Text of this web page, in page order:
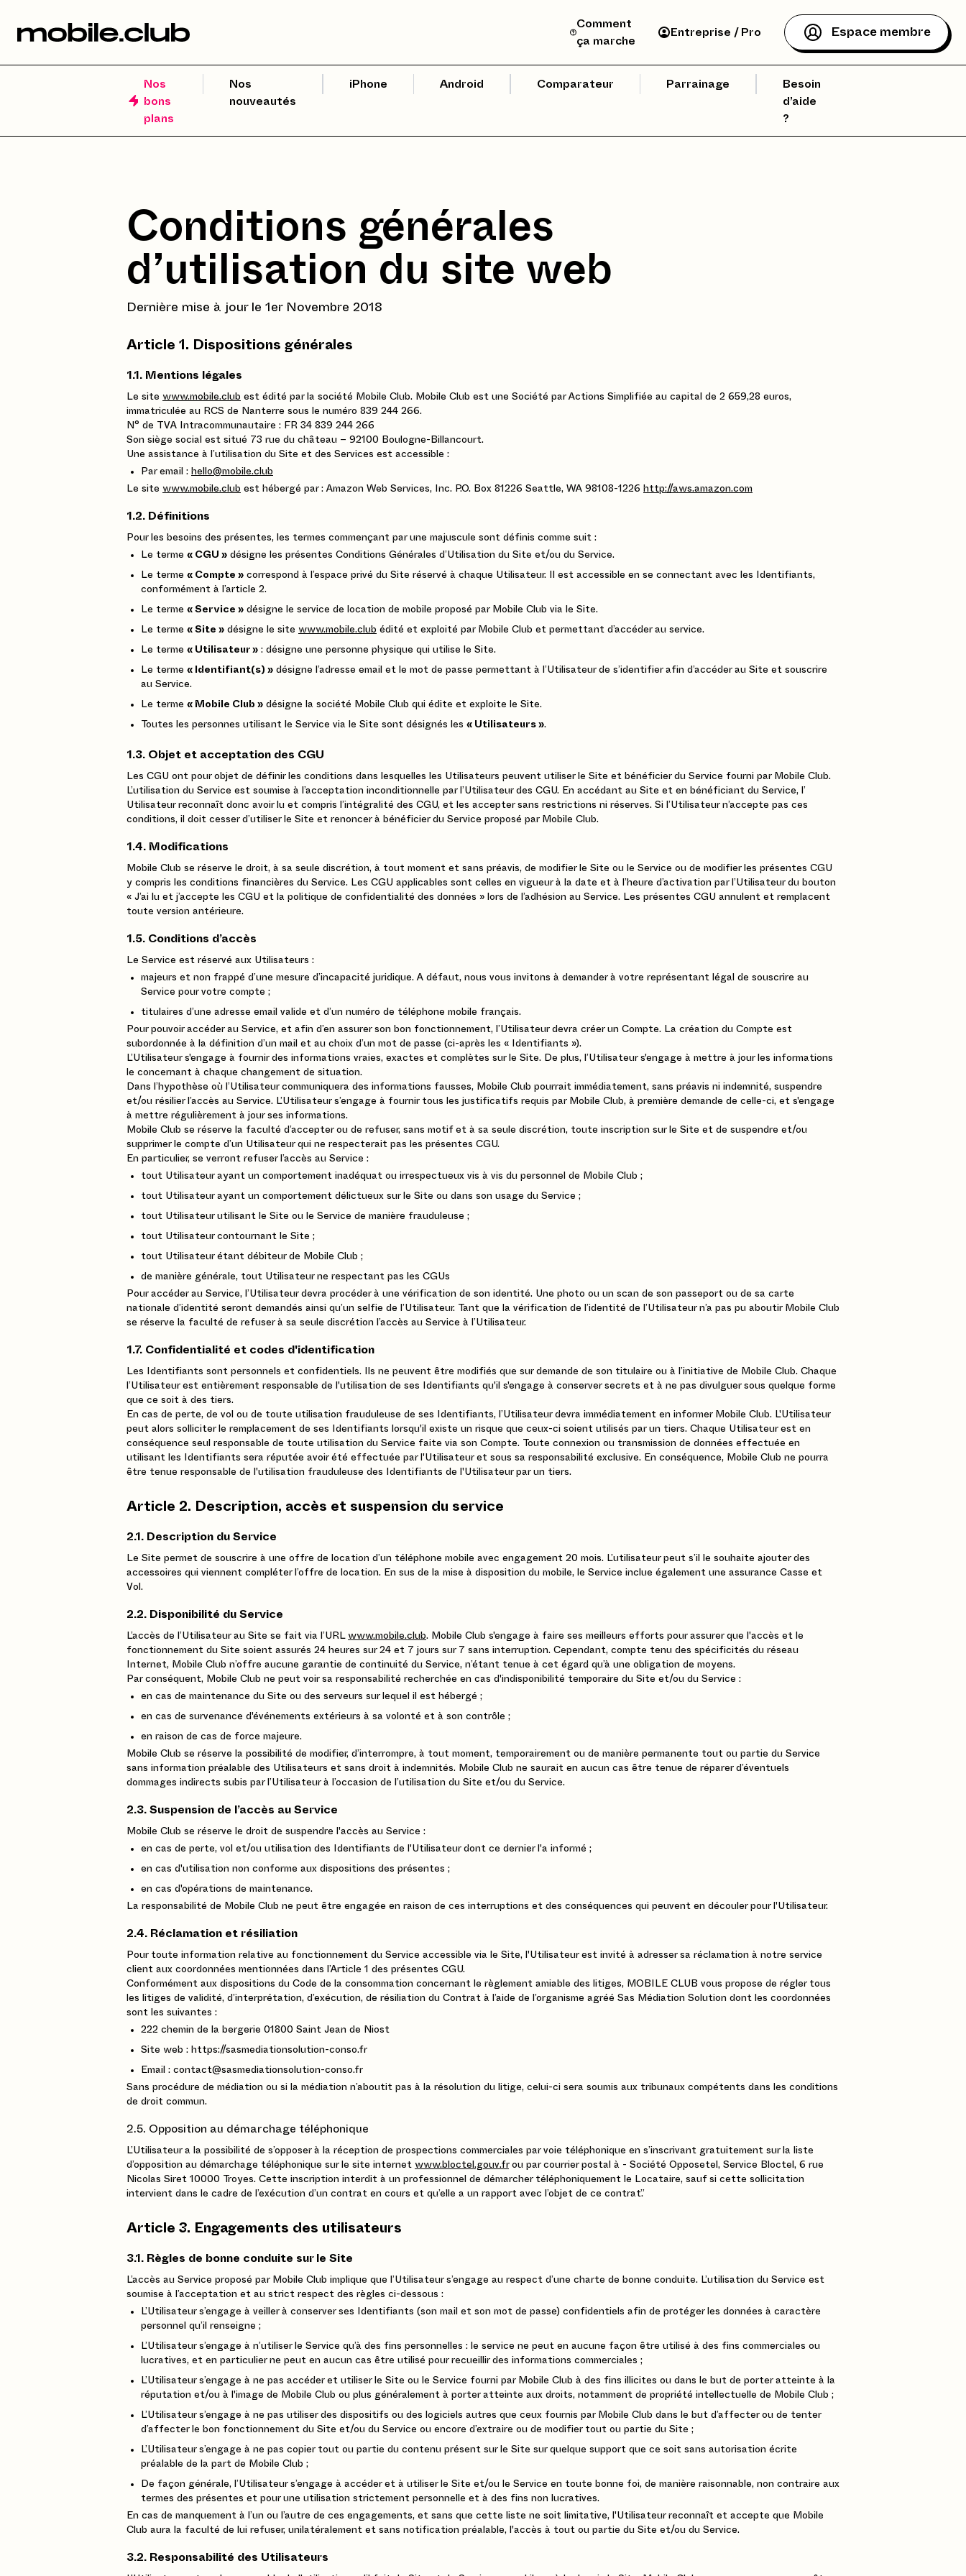
Comment
ça marche
Entreprise / Pro Espace membre
Nos
bons
plans
Nos
nouveautés
iPhone Android Comparateur Parrainage
Besoin
d’aide
?
Conditions générales
d’utilisation du site web
Dernière mise à jour le 1er Novembre 2018
Article 1. Dispositions générales
1.1. Mentions légales
Le site www.mobile.club est édité par la société Mobile Club. Mobile Club est une Société par Actions Simplifiée au capital de 2 659,28 euros,
immatriculée au RCS de Nanterre sous le numéro 839 244 266.
N° de TVA Intracommunautaire : FR 34 839 244 266
Son siège social est situé 73 rue du château – 92100 Boulogne-Billancourt.
Une assistance à l’utilisation du Site et des Services est accessible :
Par email : hello@mobile.club
Le site www.mobile.club est hébergé par : Amazon Web Services, Inc. P.O. Box 81226 Seattle, WA 98108-1226 http://aws.amazon.com
1.2. Définitions
Pour les besoins des présentes, les termes commençant par une majuscule sont définis comme suit :
Le terme « CGU » désigne les présentes Conditions Générales d’Utilisation du Site et/ou du Service.
Le terme « Compte » correspond à l’espace privé du Site réservé à chaque Utilisateur. Il est accessible en se connectant avec les Identifiants,
conformément à l’article 2.
Le terme « Service » désigne le service de location de mobile proposé par Mobile Club via le Site.
Le terme « Site » désigne le site www.mobile.club édité et exploité par Mobile Club et permettant d’accéder au service.
Le terme « Utilisateur » : désigne une personne physique qui utilise le Site.
Le terme « Identifiant(s) » désigne l’adresse email et le mot de passe permettant à l’Utilisateur de s’identifier afin d’accéder au Site et souscrire
au Service.
Le terme « Mobile Club » désigne la société Mobile Club qui édite et exploite le Site.
Toutes les personnes utilisant le Service via le Site sont désignés les « Utilisateurs ».
1.3. Objet et acceptation des CGU
Les CGU ont pour objet de définir les conditions dans lesquelles les Utilisateurs peuvent utiliser le Site et bénéficier du Service fourni par Mobile Club.
L’utilisation du Service est soumise à l’acceptation inconditionnelle par l’Utilisateur des CGU. En accédant au Site et en bénéficiant du Service, l’
Utilisateur reconnaît donc avoir lu et compris l’intégralité des CGU, et les accepter sans restrictions ni réserves. Si l’Utilisateur n’accepte pas ces
conditions, il doit cesser d’utiliser le Site et renoncer à bénéficier du Service proposé par Mobile Club.
1.4. Modifications
Mobile Club se réserve le droit, à sa seule discrétion, à tout moment et sans préavis, de modifier le Site ou le Service ou de modifier les présentes CGU
y compris les conditions financières du Service. Les CGU applicables sont celles en vigueur à la date et à l’heure d’activation par l’Utilisateur du bouton
« J’ai lu et j’accepte les CGU et la politique de confidentialité des données » lors de l’adhésion au Service. Les présentes CGU annulent et remplacent
toute version antérieure.
1.5. Conditions d’accès
Le Service est réservé aux Utilisateurs :
majeurs et non frappé d’une mesure d’incapacité juridique. A défaut, nous vous invitons à demander à votre représentant légal de souscrire au
Service pour votre compte ;
titulaires d’une adresse email valide et d’un numéro de téléphone mobile français.
Pour pouvoir accéder au Service, et afin d’en assurer son bon fonctionnement, l’Utilisateur devra créer un Compte. La création du Compte est
subordonnée à la définition d’un mail et au choix d’un mot de passe (ci-après les « Identifiants »).
L’Utilisateur s'engage à fournir des informations vraies, exactes et complètes sur le Site. De plus, l’Utilisateur s'engage à mettre à jour les informations
le concernant à chaque changement de situation.
Dans l’hypothèse où l’Utilisateur communiquera des informations fausses, Mobile Club pourrait immédiatement, sans préavis ni indemnité, suspendre
et/ou résilier l’accès au Service. L’Utilisateur s’engage à fournir tous les justificatifs requis par Mobile Club, à première demande de celle-ci, et s'engage
à mettre régulièrement à jour ses informations.
Mobile Club se réserve la faculté d’accepter ou de refuser, sans motif et à sa seule discrétion, toute inscription sur le Site et de suspendre et/ou
supprimer le compte d’un Utilisateur qui ne respecterait pas les présentes CGU.
En particulier, se verront refuser l’accès au Service :
tout Utilisateur ayant un comportement inadéquat ou irrespectueux vis à vis du personnel de Mobile Club ;
tout Utilisateur ayant un comportement délictueux sur le Site ou dans son usage du Service ;
tout Utilisateur utilisant le Site ou le Service de manière frauduleuse ;
tout Utilisateur contournant le Site ;
tout Utilisateur étant débiteur de Mobile Club ;
de manière générale, tout Utilisateur ne respectant pas les CGUs
Pour accéder au Service, l’Utilisateur devra procéder à une vérification de son identité. Une photo ou un scan de son passeport ou de sa carte
nationale d’identité seront demandés ainsi qu’un selfie de l’Utilisateur. Tant que la vérification de l’identité de l’Utilisateur n’a pas pu aboutir Mobile Club
se réserve la faculté de refuser à sa seule discrétion l’accès au Service à l’Utilisateur.
1.7. Confidentialité et codes d'identification
Les Identifiants sont personnels et confidentiels. Ils ne peuvent être modifiés que sur demande de son titulaire ou à l’initiative de Mobile Club. Chaque
l’Utilisateur est entièrement responsable de l'utilisation de ses Identifiants qu'il s'engage à conserver secrets et à ne pas divulguer sous quelque forme
que ce soit à des tiers.
En cas de perte, de vol ou de toute utilisation frauduleuse de ses Identifiants, l’Utilisateur devra immédiatement en informer Mobile Club. L'Utilisateur
peut alors solliciter le remplacement de ses Identifiants lorsqu'il existe un risque que ceux-ci soient utilisés par un tiers. Chaque Utilisateur est en
conséquence seul responsable de toute utilisation du Service faite via son Compte. Toute connexion ou transmission de données effectuée en
utilisant les Identifiants sera réputée avoir été effectuée par l'Utilisateur et sous sa responsabilité exclusive. En conséquence, Mobile Club ne pourra
être tenue responsable de l'utilisation frauduleuse des Identifiants de l'Utilisateur par un tiers.
Article 2. Description, accès et suspension du service
2.1. Description du Service
Le Site permet de souscrire à une offre de location d’un téléphone mobile avec engagement 20 mois. L’utilisateur peut s’il le souhaite ajouter des
accessoires qui viennent compléter l’offre de location. En sus de la mise à disposition du mobile, le Service inclue également une assurance Casse et
Vol.
2.2. Disponibilité du Service
L’accès de l’Utilisateur au Site se fait via l’URL www.mobile.club. Mobile Club s'engage à faire ses meilleurs efforts pour assurer que l'accès et le
fonctionnement du Site soient assurés 24 heures sur 24 et 7 jours sur 7 sans interruption. Cependant, compte tenu des spécificités du réseau
Internet, Mobile Club n’offre aucune garantie de continuité du Service, n’étant tenue à cet égard qu’à une obligation de moyens.
Par conséquent, Mobile Club ne peut voir sa responsabilité recherchée en cas d'indisponibilité temporaire du Site et/ou du Service :
en cas de maintenance du Site ou des serveurs sur lequel il est hébergé ;
en cas de survenance d'événements extérieurs à sa volonté et à son contrôle ;
en raison de cas de force majeure.
Mobile Club se réserve la possibilité de modifier, d’interrompre, à tout moment, temporairement ou de manière permanente tout ou partie du Service
sans information préalable des Utilisateurs et sans droit à indemnités. Mobile Club ne saurait en aucun cas être tenue de réparer d’éventuels
dommages indirects subis par l’Utilisateur à l’occasion de l’utilisation du Site et/ou du Service.
2.3. Suspension de l’accès au Service
Mobile Club se réserve le droit de suspendre l'accès au Service :
en cas de perte, vol et/ou utilisation des Identifiants de l'Utilisateur dont ce dernier l'a informé ;
en cas d'utilisation non conforme aux dispositions des présentes ;
en cas d'opérations de maintenance.
La responsabilité de Mobile Club ne peut être engagée en raison de ces interruptions et des conséquences qui peuvent en découler pour l'Utilisateur.
2.4. Réclamation et résiliation
Pour toute information relative au fonctionnement du Service accessible via le Site, l'Utilisateur est invité à adresser sa réclamation à notre service
client aux coordonnées mentionnées dans l’Article 1 des présentes CGU.
Conformément aux dispositions du Code de la consommation concernant le règlement amiable des litiges, MOBILE CLUB vous propose de régler tous
les litiges de validité, d’interprétation, d’exécution, de résiliation du Contrat à l’aide de l’organisme agréé Sas Médiation Solution dont les coordonnées
sont les suivantes :
222 chemin de la bergerie 01800 Saint Jean de Niost
Site web : https://sasmediationsolution-conso.fr
Email : contact@sasmediationsolution-conso.fr
Sans procédure de médiation ou si la médiation n’aboutit pas à la résolution du litige, celui-ci sera soumis aux tribunaux compétents dans les conditions
de droit commun.
2.5. Opposition au démarchage téléphonique
L’Utilisateur a la possibilité de s’opposer à la réception de prospections commerciales par voie téléphonique en s’inscrivant gratuitement sur la liste
d’opposition au démarchage téléphonique sur le site internet www.bloctel.gouv.frou par courrier postal à - Société Opposetel, Service Bloctel, 6 rue
Nicolas Siret 10000 Troyes. Cette inscription interdit à un professionnel de démarcher téléphoniquement le Locataire, sauf si cette sollicitation
intervient dans le cadre de l’exécution d’un contrat en cours et qu’elle a un rapport avec l’objet de ce contrat.”
Article 3. Engagements des utilisateurs
3.1. Règles de bonne conduite sur le Site
L’accès au Service proposé par Mobile Club implique que l’Utilisateur s’engage au respect d’une charte de bonne conduite. L’utilisation du Service est
soumise à l’acceptation et au strict respect des règles ci-dessous :
L’Utilisateur s’engage à veiller à conserver ses Identifiants (son mail et son mot de passe) confidentiels afin de protéger les données à caractère
personnel qu’il renseigne ;
L’Utilisateur s’engage à n’utiliser le Service qu’à des fins personnelles : le service ne peut en aucune façon être utilisé à des fins commerciales ou
lucratives, et en particulier ne peut en aucun cas être utilisé pour recueillir des informations commerciales ;
L’Utilisateur s’engage à ne pas accéder et utiliser le Site ou le Service fourni par Mobile Club à des fins illicites ou dans le but de porter atteinte à la
réputation et/ou à l'image de Mobile Club ou plus généralement à porter atteinte aux droits, notamment de propriété intellectuelle de Mobile Club ;
L’Utilisateur s’engage à ne pas utiliser des dispositifs ou des logiciels autres que ceux fournis par Mobile Club dans le but d’affecter ou de tenter
d’affecter le bon fonctionnement du Site et/ou du Service ou encore d’extraire ou de modifier tout ou partie du Site ;
L’Utilisateur s’engage à ne pas copier tout ou partie du contenu présent sur le Site sur quelque support que ce soit sans autorisation écrite
préalable de la part de Mobile Club ;
De façon générale, l’Utilisateur s’engage à accéder et à utiliser le Site et/ou le Service en toute bonne foi, de manière raisonnable, non contraire aux
termes des présentes et pour une utilisation strictement personnelle et à des fins non lucratives.
En cas de manquement à l’un ou l’autre de ces engagements, et sans que cette liste ne soit limitative, l'Utilisateur reconnaît et accepte que Mobile
Club aura la faculté de lui refuser, unilatéralement et sans notification préalable, l'accès à tout ou partie du Site et/ou du Service.
3.2. Responsabilité des Utilisateurs